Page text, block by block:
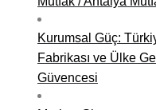
Muş Mobilya İmalatçıları,
Nevşehir Mobilyacılar,
Ordu Mobilya
Rize Mobilyacılar, Mobilya
Kurumsal Güç:
Fabrikası ve Ülke
Güvencesi